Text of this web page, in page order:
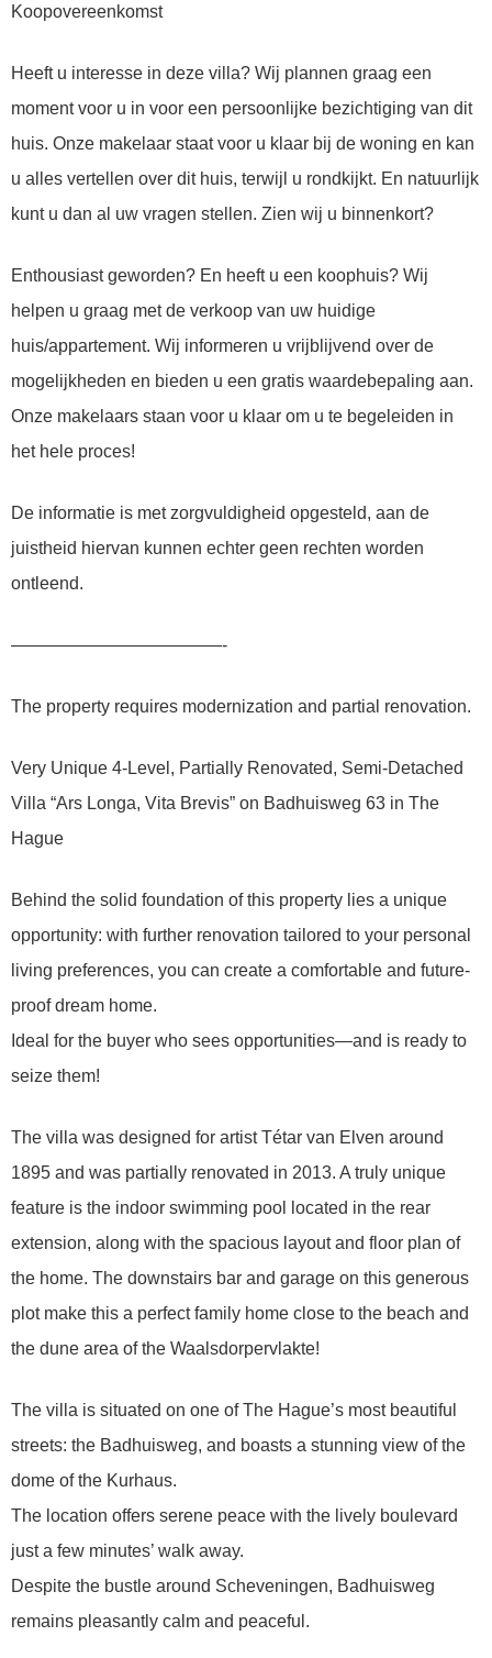
Koopovereenkomst
Heeft u interesse in deze villa? Wij plannen graag een
moment voor u in voor een persoonlijke bezichtiging van dit
huis. Onze makelaar staat voor u klaar bij de woning en kan
u alles vertellen over dit huis, terwijl u rondkijkt. En natuurlijk
kunt u dan al uw vragen stellen. Zien wij u binnenkort?
Enthousiast geworden? En heeft u een koophuis? Wij
helpen u graag met de verkoop van uw huidige
huis/appartement. Wij informeren u vrijblijvend over de
mogelijkheden en bieden u een gratis waardebepaling aan.
Onze makelaars staan voor u klaar om u te begeleiden in
het hele proces!
De informatie is met zorgvuldigheid opgesteld, aan de
juistheid hiervan kunnen echter geen rechten worden
ontleend.
————————————-
The property requires modernization and partial renovation.
Very Unique 4-Level, Partially Renovated, Semi-Detached
Villa “Ars Longa, Vita Brevis” on Badhuisweg 63 in The
Hague
Behind the solid foundation of this property lies a unique
opportunity: with further renovation tailored to your personal
living preferences, you can create a comfortable and future-
proof dream home.
Ideal for the buyer who sees opportunities—and is ready to
seize them!
The villa was designed for artist Tétar van Elven around
1895 and was partially renovated in 2013. A truly unique
feature is the indoor swimming pool located in the rear
extension, along with the spacious layout and floor plan of
the home. The downstairs bar and garage on this generous
plot make this a perfect family home close to the beach and
the dune area of the Waalsdorpervlakte!
The villa is situated on one of The Hague’s most beautiful
streets: the Badhuisweg, and boasts a stunning view of the
dome of the Kurhaus.
The location offers serene peace with the lively boulevard
just a few minutes’ walk away.
Despite the bustle around Scheveningen, Badhuisweg
remains pleasantly calm and peaceful.